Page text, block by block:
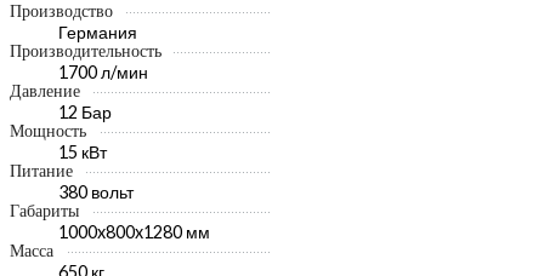
Производство
Германия
Производительность
1700 л/мин
Давление
12 Бар
Мощность
15 кВт
Питание
380 вольт
Габариты
1000x800x1280 мм
Масса
650 кг